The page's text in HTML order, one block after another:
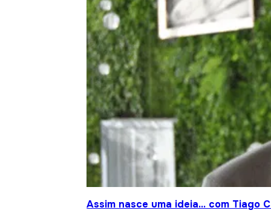
Assim nasce uma ideia… com Tiago